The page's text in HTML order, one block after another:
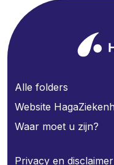
Alle folders
Website
Waar moet u zijn?
Privacy en disclaimer